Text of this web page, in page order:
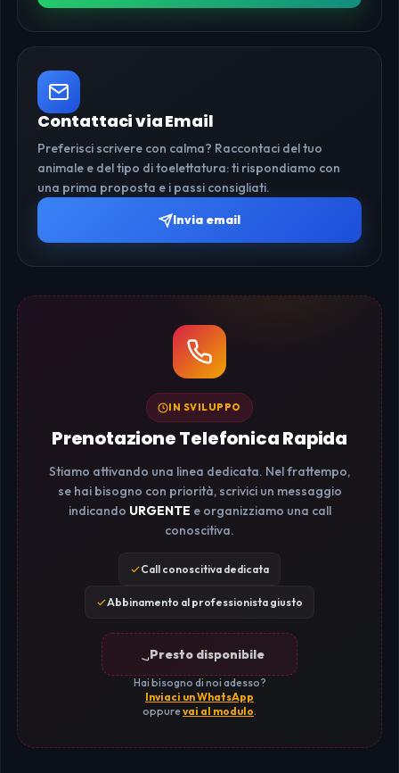
Contattaci via Email
Preferisci scrivere con calma? Raccontaci del tuo
animale e del tipo di toelettatura: ti rispondiamo con
una prima proposta e i passi consigliati.
Invia email
IN SVILUPPO
Prenotazione Telefonica Rapida
Stiamo attivando una linea dedicata. Nel frattempo,
se hai bisogno con priorità, scrivici un messaggio
indicando URGENTE e organizziamo una call
conoscitiva.
Call conoscitiva dedicata
Abbinamento al professionista giusto
Presto disponibile
Hai bisogno di noi adesso?
Inviaci un WhatsApp
oppurevai al modulo.